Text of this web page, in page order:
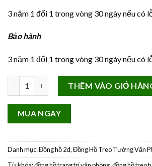
3 năm 1 đổi 1 trong vòng 30 ngày nếu có
Bảo hành
3 năm 1 đổi 1 trong vòng 30 ngày nếu có
Đồng Hồ Treo Tường Văn Phòng Hiện Đại
THÊM VÀO GIỎ
MUA NGAY
Danh mục:Đồng hồ 2d,Đồng Hồ Treo Tường Văn